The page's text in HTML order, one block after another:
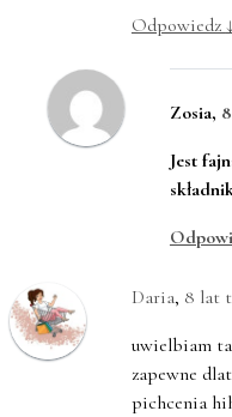
Odpowiedz
Zosia,
Jest
Daria, 8 lat
uwielbiam
zapewne
pichcenia